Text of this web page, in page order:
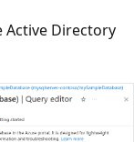
Active Directory